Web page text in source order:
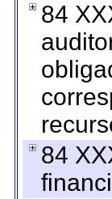
84
84